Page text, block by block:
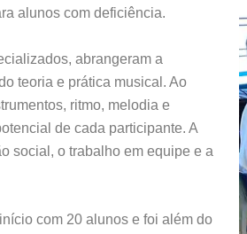
alunos com deficiência.
abrangeram a
teoria e prática musical. Ao
ritmo, melodia e
de cada participante. A
social, o trabalho em equipe e a
com 20 alunos e foi além do